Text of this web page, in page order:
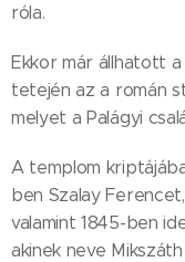
róla.
Ekkor már állhatott
tetején az a román
melyet a Palágyi
A templom
ben Szalay
valamint 1845-ben
akinek neve